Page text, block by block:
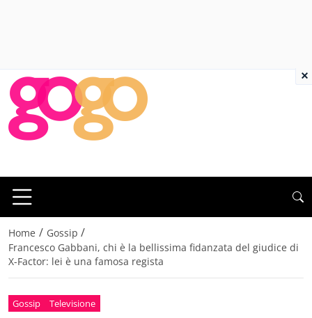
Home / Gossip /
Francesco Gabbani, chi è la bellissima fidanzata del giudice di
X-Factor: lei è una famosa regista
Gossip Televisione
×